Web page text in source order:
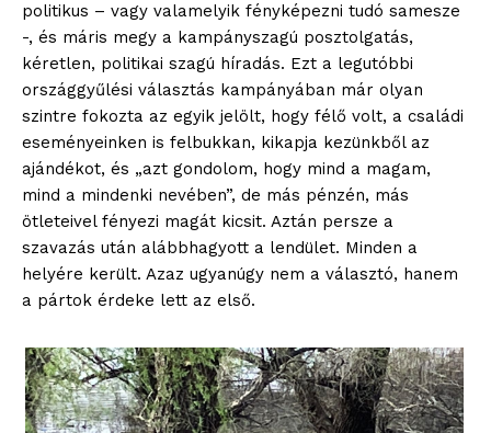
politikus – vagy valamelyik fényképezni tudó samesze
-, és máris megy a kampányszagú posztolgatás,
kéretlen, politikai szagú híradás. Ezt a legutóbbi
országgyűlési választás kampányában már olyan
szintre fokozta az egyik jelölt, hogy félő volt, a családi
eseményeinken is felbukkan, kikapja kezünkből az
ajándékot, és „azt gondolom, hogy mind a magam,
mind a mindenki nevében”, de más pénzén, más
ötleteivel fényezi magát kicsit. Aztán persze a
szavazás után alábbhagyott a lendület. Minden a
helyére került. Azaz ugyanúgy nem a választó, hanem
a pártok érdeke lett az első.